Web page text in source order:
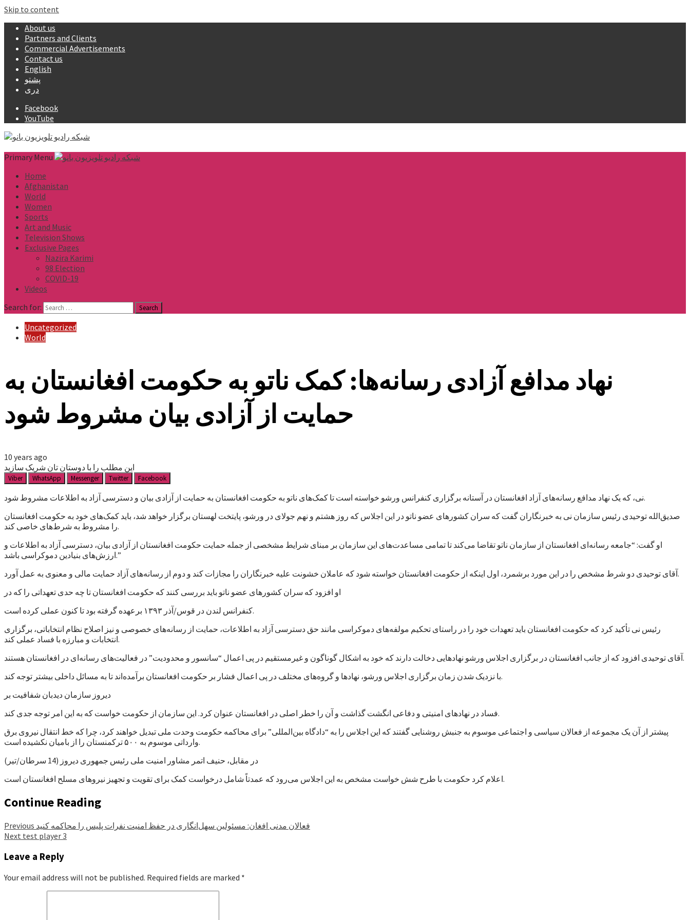
Skip to content
About us
Partners and Clients
Commercial Advertisements
Contact us
English
پشتو
دری
Facebook
YouTube
Primary Menu
Home
Afghanistan
World
Women
Sports
Art and Music
Television Shows
Exclusive Pages
Nazira Karimi
98 Election
COVID-19
Videos
Search for:
Uncategorized
World
نهاد مدافع آزادی رسانه‌ها: کمک ناتو به حکومت افغانستان به
حمایت از آزادی بیان مشروط شود
10 years ago
این مطلب را با دوستان تان شریک سازید
Viber WhatsApp Messenger Twitter Facebook
نی، که یک نهاد مدافع رسانه‌های آزاد افغانستان در آستانه برگزاری کنفرانس ورشو خواسته است تا کمک‌های ناتو به حکومت افغانستان به حمایت از آزادی بیان و دسترسی آزاد به اطلاعات مشروط شود.
صدیق‌الله توحیدی رئیس سازمان نی به خبرنگاران گفت که سران کشورهای عضو ناتو در این اجلاس که روز هشتم و نهم جولای در ورشو، پایتخت لهستان برگزار خواهد شد، باید کمک‌های خود به حکومت افغانستان
را مشروط به شرط‌های خاصی کند.
او گفت: “جامعه رسانه‌ای افغانستان از سازمان ناتو تقاضا می‌کند تا تمامی مساعدت‌های این سازمان بر مبنای شرایط مشخصی از جمله حمایت حکومت افغانستان از آزادی بیان، دسترسی آزاد به اطلاعات و
ارزش‌های بنیادین دموکراسی باشد.”
آقای توحیدی دو شرط مشخص را در این مورد برشمرد، اول اینکه از حکومت افغانستان خواسته شود که عاملان خشونت علیه خبرنگاران را مجازات کند و دوم از رسانه‌های آزاد حمایت مالی و معنوی به عمل آورد.
او افزود که سران کشورهای عضو ناتو باید بررسی کنند که حکومت افغانستان تا چه حدی تعهداتی را که در
کنفرانس لندن در قوس/آذر ۱۳۹۳ برعهده گرفته بود تا کنون عملی کرده است.
رئیس نی تأکید کرد که حکومت افغانستان باید تعهدات خود را در راستای تحکیم مولفه‌های دموکراسی مانند حق دسترسی آزاد به اطلاعات، حمایت از رسانه‌های خصوصی و نیز اصلاح نظام انتخاباتی، برگزاری
انتخابات و مبارزه با فساد عملی کند.
آقای توحیدی افزود که از جانب افغانستان در برگزاری اجلاس ورشو نهادهایی دخالت دارند که خود به اشکال گوناگون و غیرمستقیم در پی اعمال “سانسور و محدودیت” در فعالیت‌های رسانه‌ای در افغانستان هستند.
با نزدیک شدن زمان برگزاری اجلاس ورشو، نهادها و گروه‌های مختلف در پی اعمال فشار بر حکومت افغانستان برآمده‌اند تا به مسائل داخلی بیشتر توجه کند.
دیروز سازمان دیدبان شفافیت بر
فساد در نهادهای امنیتی و دفاعی انگشت گذاشت و آن را خطر اصلی در افغانستان عنوان کرد. این سازمان از حکومت خواست که به این امر توجه جدی کند.
پیشتر از آن یک مجموعه از فعالان سیاسی و اجتماعی موسوم به جنبش روشنایی گفتند که این اجلاس را به “دادگاه بین‌المللی” برای محاکمه حکومت وحدت ملی تبدیل خواهند کرد، چرا که خط انتقال نیروی برق
وارداتی موسوم به ۵۰۰ ترکمنستان را از بامیان نکشیده است.
در مقابل، حنیف اتمر مشاور امنیت ملی رئیس جمهوری دیروز (14 سرطان/تیر)
اعلام کرد حکومت با طرح شش خواست مشخص به این اجلاس می‌رود که عمدتاً شامل درخواست کمک برای تقویت و تجهیز نیروهای مسلح افغانستان است.
Continue Reading
Previous فعالان مدنی افغان: مسئولین سهل‌انگاری در حفظ امنیت نفرات پلیس را محاکمه کنید
Next test player 3
Leave a Reply
Your email address will not be published. Required fields are marked *